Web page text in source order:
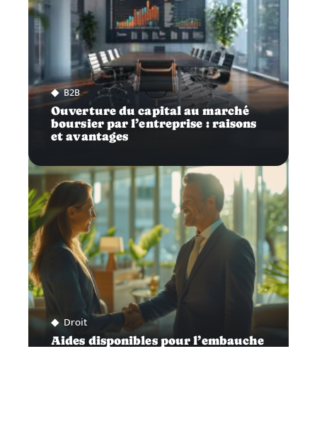
B2B
Ouverture du capital au marché
boursier par l’entreprise : raisons
et avantages
Droit
Aides disponibles pour l’embauche